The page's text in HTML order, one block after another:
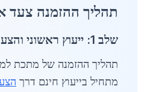
תהליך ההזמנה צעד
שלב 1: ייעוץ ראשוני והצעת מחיר
תהליך ההזמנה של מתכת
מתחיל בייעוץ חינם דרך